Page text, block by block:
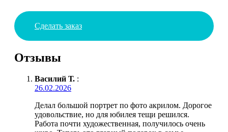
Сделать заказ
Отзывы
Василий Т. :
26.02.2026
Делал большой портрет по фото акрилом. Дорогое
удовольствие, но для юбилея тещи решился.
Работа почти художественная, получилось очень